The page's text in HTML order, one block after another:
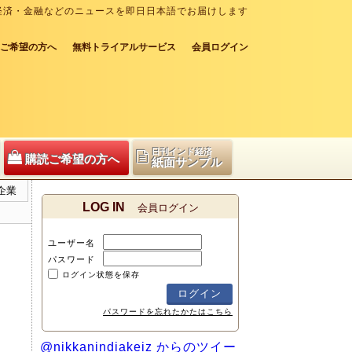
・金融などのニュースを即日日本語でお届けします
希望の方へ 無料トライアルサービス 会員ログイン
購読ご希望の方へ
日刊インド経済
紙面サンプル
業
LOG IN 会員ログイン
ユーザー名
パスワード
ログイン状態を保存
パスワードを忘れたかたはこちら
@nikkanindiakeiz からのツイー